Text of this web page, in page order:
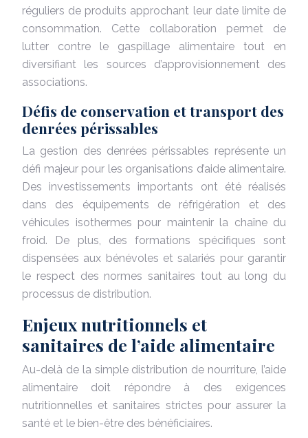
réguliers de produits approchant leur date limite de
consommation. Cette collaboration permet de
lutter contre le gaspillage alimentaire tout en
diversifiant les sources d’approvisionnement des
associations.
Défis de conservation et transport des
denrées périssables
La gestion des denrées périssables représente un
défi majeur pour les organisations d’aide alimentaire.
Des investissements importants ont été réalisés
dans des équipements de réfrigération et des
véhicules isothermes pour maintenir la chaîne du
froid. De plus, des formations spécifiques sont
dispensées aux bénévoles et salariés pour garantir
le respect des normes sanitaires tout au long du
processus de distribution.
Enjeux nutritionnels et
sanitaires de l’aide alimentaire
Au-delà de la simple distribution de nourriture, l’aide
alimentaire doit répondre à des exigences
nutritionnelles et sanitaires strictes pour assurer la
santé et le bien-être des bénéficiaires.